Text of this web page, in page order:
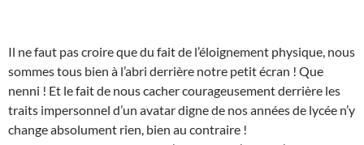
Il ne faut pas croire que du fait de l’éloignement physique, nous
sommes tous bien à l’abri derrière notre petit écran ! Que
nenni ! Et le fait de nous cacher courageusement derrière les
traits impersonnel d’un avatar digne de nos années de lycée n’y
change absolument rien, bien au contraire !